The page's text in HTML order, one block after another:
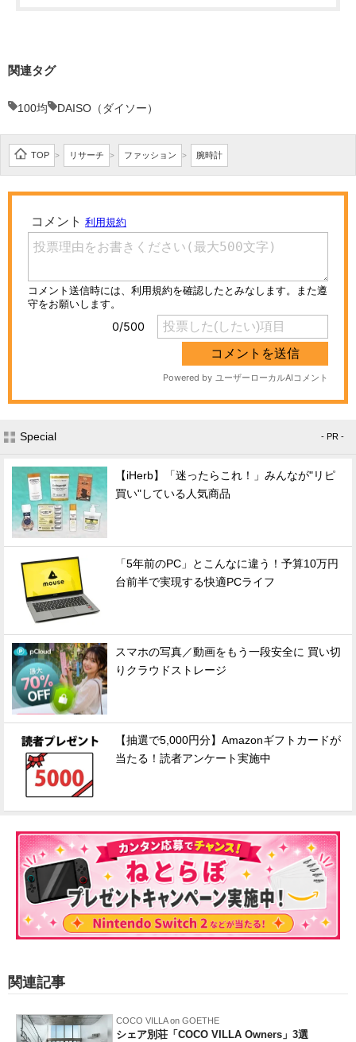
関連タグ
100均 DAISO（ダイソー）
TOP > リサーチ > ファッション > 腕時計
Special - PR -
【iHerb】「迷ったらこれ！」みんなが"リピ
買い"している人気商品
「5年前のPC」とこんなに違う！予算10万円
台前半で実現する快適PCライフ
スマホの写真／動画をもう一段安全に 買い切
りクラウドストレージ
【抽選で5,000円分】Amazonギフトカードが
当たる！読者アンケート実施中
関連記事
COCO VILLA on GOETHE
シェア別荘「COCO VILLA Owners」3選